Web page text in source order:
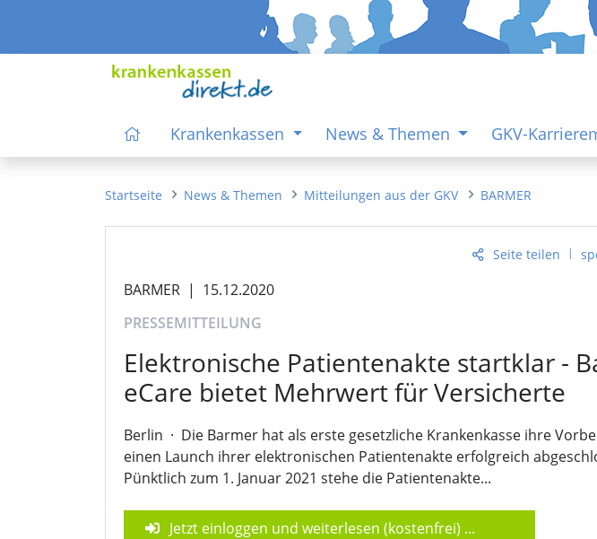
Krankenkassen News & Themen GKV-
Startseite News & Themen Mitteilungen aus der GKV BARMER
Seite teilen |
BARMER | 15.12.2020
PRESSEMITTEILUNG
Elektronische Patientenakte startklar -
eCare bietet Mehrwert für Versicherte
Berlin · Die Barmer hat als erste gesetzliche Krankenkasse ihre
einen Launch ihrer elektronischen Patientenakte erfolgreich
Pünktlich zum 1. Januar 2021 stehe die Patientenakte...
Jetzt einloggen und weiterlesen (kostenfrei) ...